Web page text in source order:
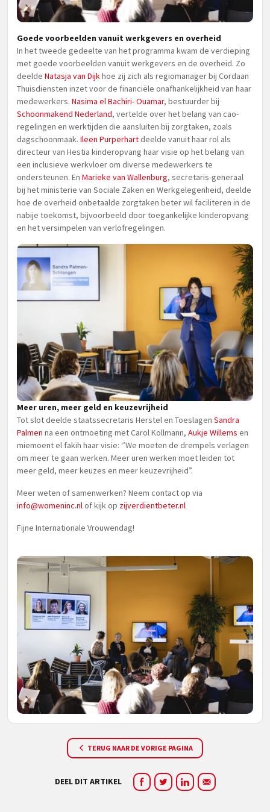
Goede voorbeelden vanuit werkgevers en overheid
In het tweede gedeelte van het programma kwam de verdieping
met goede voorbeelden vanuit werkgevers en de overheid. Zo
deelde Natasja van Dijkhoe zij zich als regiomanager bij Cordaan
Thuisdiensten inzet voor de financiële onafhankelijkheid van haar
medewerkers. Nasima el Bachiri- Ouamar, bestuurder bij
Schoonmakend Nederland, vertelde over het belang van cao-
regelingen en werktijden die aansluiten bij zorgtaken, zoals
dagschoonmaak. Ileen Purperhartdeelde vanuit haar rol als
directeur van Hestia kinderopvang haar visie op het belang van
een inclusieve werkvloer om diverse medewerkers te
ondersteunen. En Marieke van Wallenburg, secretaris-generaal
bij het ministerie van Sociale Zaken en Werkgelegenheid, deelde
hoe de overheid onbetaalde zorgtaken beter wil faciliteren in de
nabije toekomst, bijvoorbeeld door toegankelijke kinderopvang
en het versimpelen van verlofregelingen.
Meer uren, meer geld en keuzevrijheid
Tot slot deelde staatssecretaris Herstel en Toeslagen Sandra
Palmen na een ontmoeting met Carol Kollmann, Aukje Willems en
miemoent el fakih haar visie: ‘’We moeten de drempels verlagen
om meer te gaan werken. Meer uren werken moet leiden tot
meer geld, meer keuzes en meer keuzevrijheid”.
Meer weten of samenwerken? Neem contact op via
info@womeninc.nlof kijk op zijverdientbeter.nl
Fijne Internationale Vrouwendag!
TERUG NAAR DE VORIGE PAGINA
DEEL DIT ARTIKEL